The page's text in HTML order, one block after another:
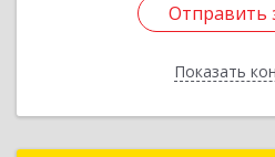
Отправить
Показать
Отправить
Назад